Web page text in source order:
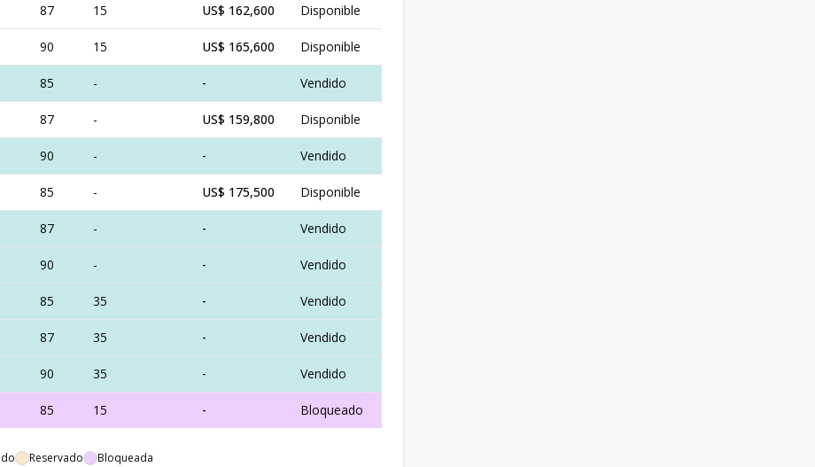
87 15 US$ 162,600 Disponible
90 15 US$ 165,600 Disponible
85 - - Vendido
87 - US$ 159,800 Disponible
90 - - Vendido
85 - US$ 175,500 Disponible
87 - - Vendido
90 - - Vendido
85 35 - Vendido
87 35 - Vendido
90 35 - Vendido
85 15 - Bloqueado
Reservado Bloqueada